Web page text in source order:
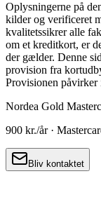
Oplysningerne på
kilder og verificeret
kvalitetssikrer alle
om et kreditkort, er
der gælder. Denne
provision fra
Provisionen
Nordea Gold
900 kr./år ·
Bliv kontaktet